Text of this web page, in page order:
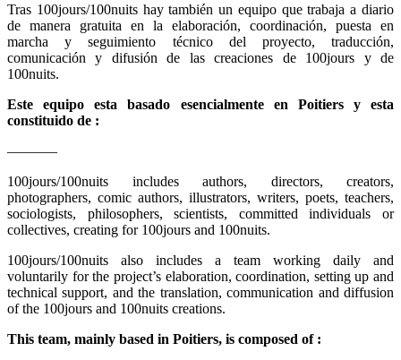
Tras 100jours/100nuits hay también un equipo que trabaja a diario
de manera gratuita en la elaboración, coordinación, puesta en
marcha y seguimiento técnico del proyecto, traducción,
comunicación y difusión de las creaciones de 100jours y de
100nuits.
Este equipo esta basado esencialmente en Poitiers y esta
constituido de :
———–
100jours/100nuits includes authors, directors, creators,
photographers, comic authors, illustrators, writers, poets, teachers,
sociologists, philosophers, scientists, committed individuals or
collectives, creating for 100jours and 100nuits.
100jours/100nuits also includes a team working daily and
voluntarily for the project’s elaboration, coordination, setting up and
technical support, and the translation, communication and diffusion
of the 100jours and 100nuits creations.
This team, mainly based in Poitiers, is composed of :